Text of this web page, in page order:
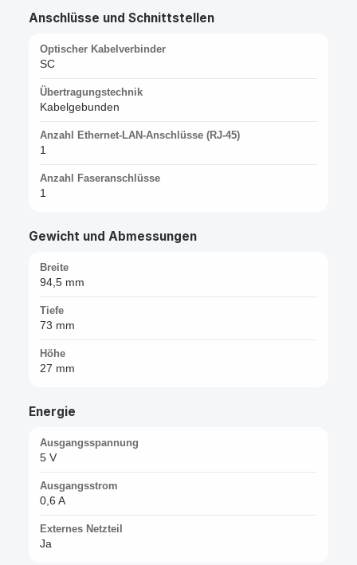
Anschlüsse und Schnittstellen
Optischer Kabelverbinder
SC
Übertragungstechnik
Kabelgebunden
Anzahl Ethernet-LAN-Anschlüsse (RJ-45)
1
Anzahl Faseranschlüsse
1
Gewicht und Abmessungen
Breite
94,5 mm
Tiefe
73 mm
Höhe
27 mm
Energie
Ausgangsspannung
5 V
Ausgangsstrom
0,6 A
Externes Netzteil
Ja